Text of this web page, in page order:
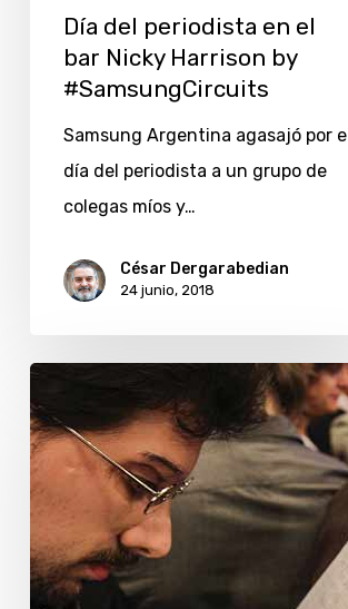
Día del periodista en el
bar Nicky Harrison by
#SamsungCircuits
Samsung Argentina agasajó por el
día del periodista a un grupo de
colegas míos y…
César Dergarabedian
24 junio, 2018
Nubarrones
negros
en
el
día
del
periodista